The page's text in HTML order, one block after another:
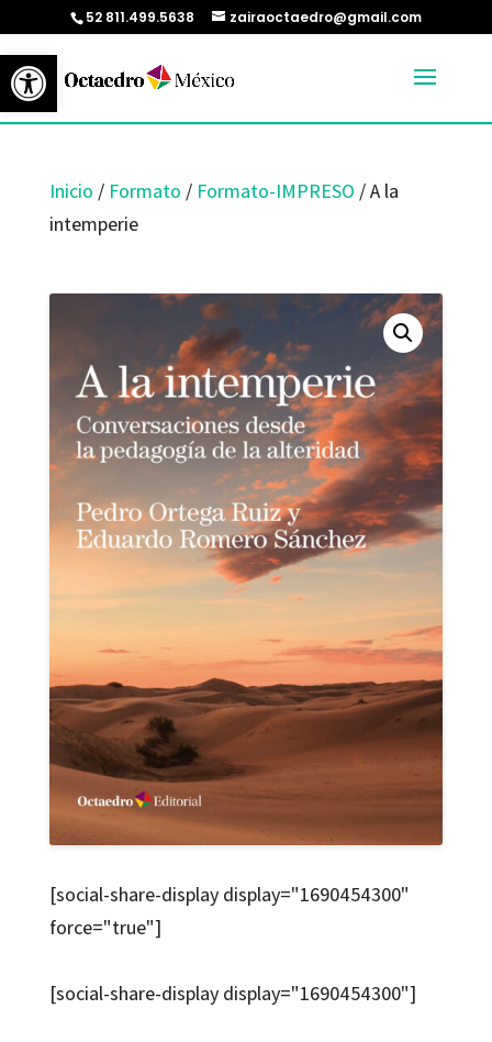
Abrir barra de herramientas
52 811.499.5638 zairaoctaedro@gmail.com
Inicio / Formato / Formato-IMPRESO / A la
intemperie
[social-share-display display="1690454300"
force="true"]
[social-share-display display="1690454300"]